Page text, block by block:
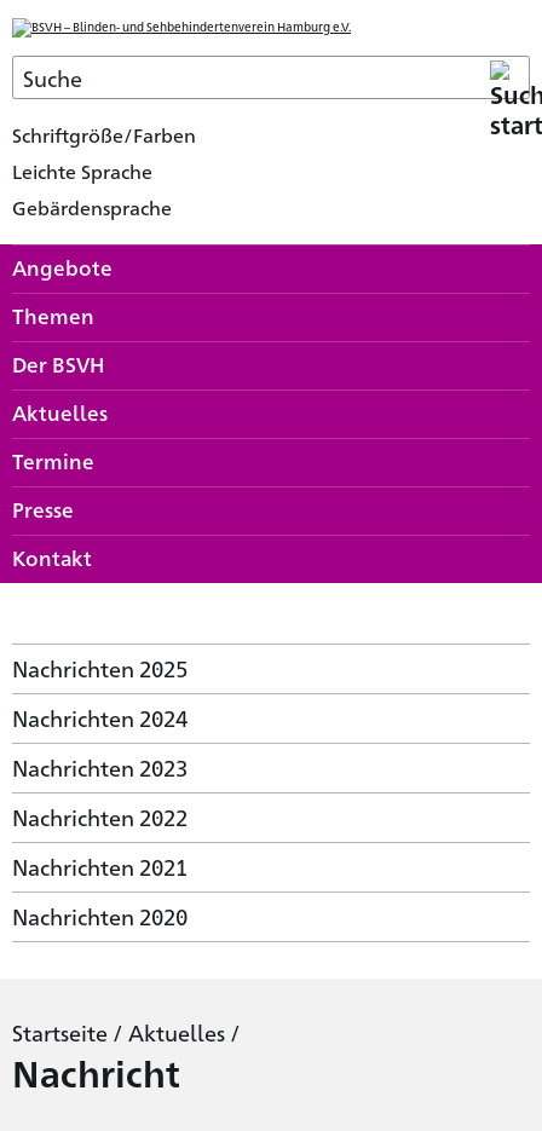
Schriftgröße/Farben
Leichte Sprache
Gebärdensprache
Angebote
Themen
Der BSVH
Aktuelles
Termine
Presse
Kontakt
Nachrichten 2025
Nachrichten 2024
Nachrichten 2023
Nachrichten 2022
Nachrichten 2021
Nachrichten 2020
Startseite / Aktuelles /
Nachricht